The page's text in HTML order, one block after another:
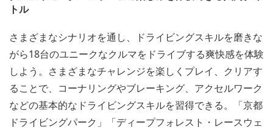
トル
さまざまなシナリオを通し、ドライビングスキルを磨きな
がら18台のユニークなクルマをドライブする爽快感を体験
しよう。さまざまなチャレンジを楽しくプレイ、クリアす
ることで、コーナリングやブレーキング、アクセルワーク
などの基本的なドライビングスキルを習得できる。「京都
ドライビングパーク」「ディープフォレスト・レースウェ